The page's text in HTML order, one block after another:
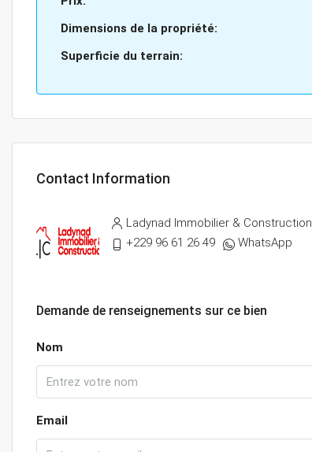
Dimensions de la propriété:
Superficie du terrain:
Contact Information
Ladynad Immobilier & Construction
+229 96 61 26 49
WhatsApp
Demande de renseignements sur ce bien
Nom
Email